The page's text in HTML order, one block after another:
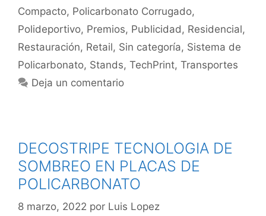
Compacto, Policarbonato Corrugado,
Polideportivo, Premios, Publicidad , Residencial,
Restauración, Retail, Sin categoría, Sistema de
Policarbonato, Stands, TechPrint, Transportes
Deja un comentario
DECOSTRIPE TECNOLOGIA DE
SOMBREO EN PLACAS DE
POLICARBONATO
8 marzo, 2022 por Luis Lopez